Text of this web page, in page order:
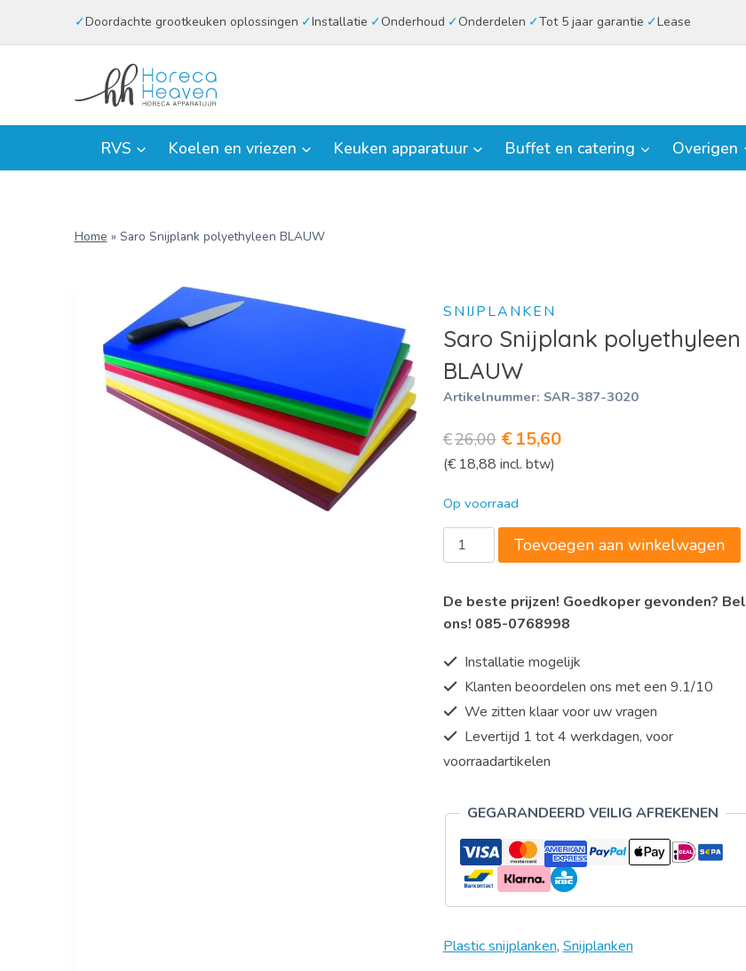
Doordachte grootkeuken oplossingen Installatie Onderhoud Onderdelen Tot 5 jaar garantie Lease
RVS Koelen en vriezen Keuken apparatuur Buffet en catering Overigen
Home » Saro Snijplank polyethyleen BLAUW
SNIJPLANKEN
Saro Snijplank polyethyleen
BLAUW
Artikelnummer: SAR-387-3020
€26,00 Oorspronkelijke
prijs
was:
€26,00.
€ 15,60Huidige
€15,60.
(€ 18,88 incl. btw)
Op voorraad
Saro
Snijplank
BLAUW
aantal
Toevoegen aan winkelwagen
De beste prijzen! Goedkoper gevonden? Bel
ons! 085-0768998
Installatie mogelijk
Klanten beoordelen ons met een 9.1/10
We zitten klaar voor uw vragen
Levertijd 1 tot 4 werkdagen, voor
voorraadartikelen
GEGARANDEERD VEILIG AFREKENEN
Plastic snijplanken, Snijplanken